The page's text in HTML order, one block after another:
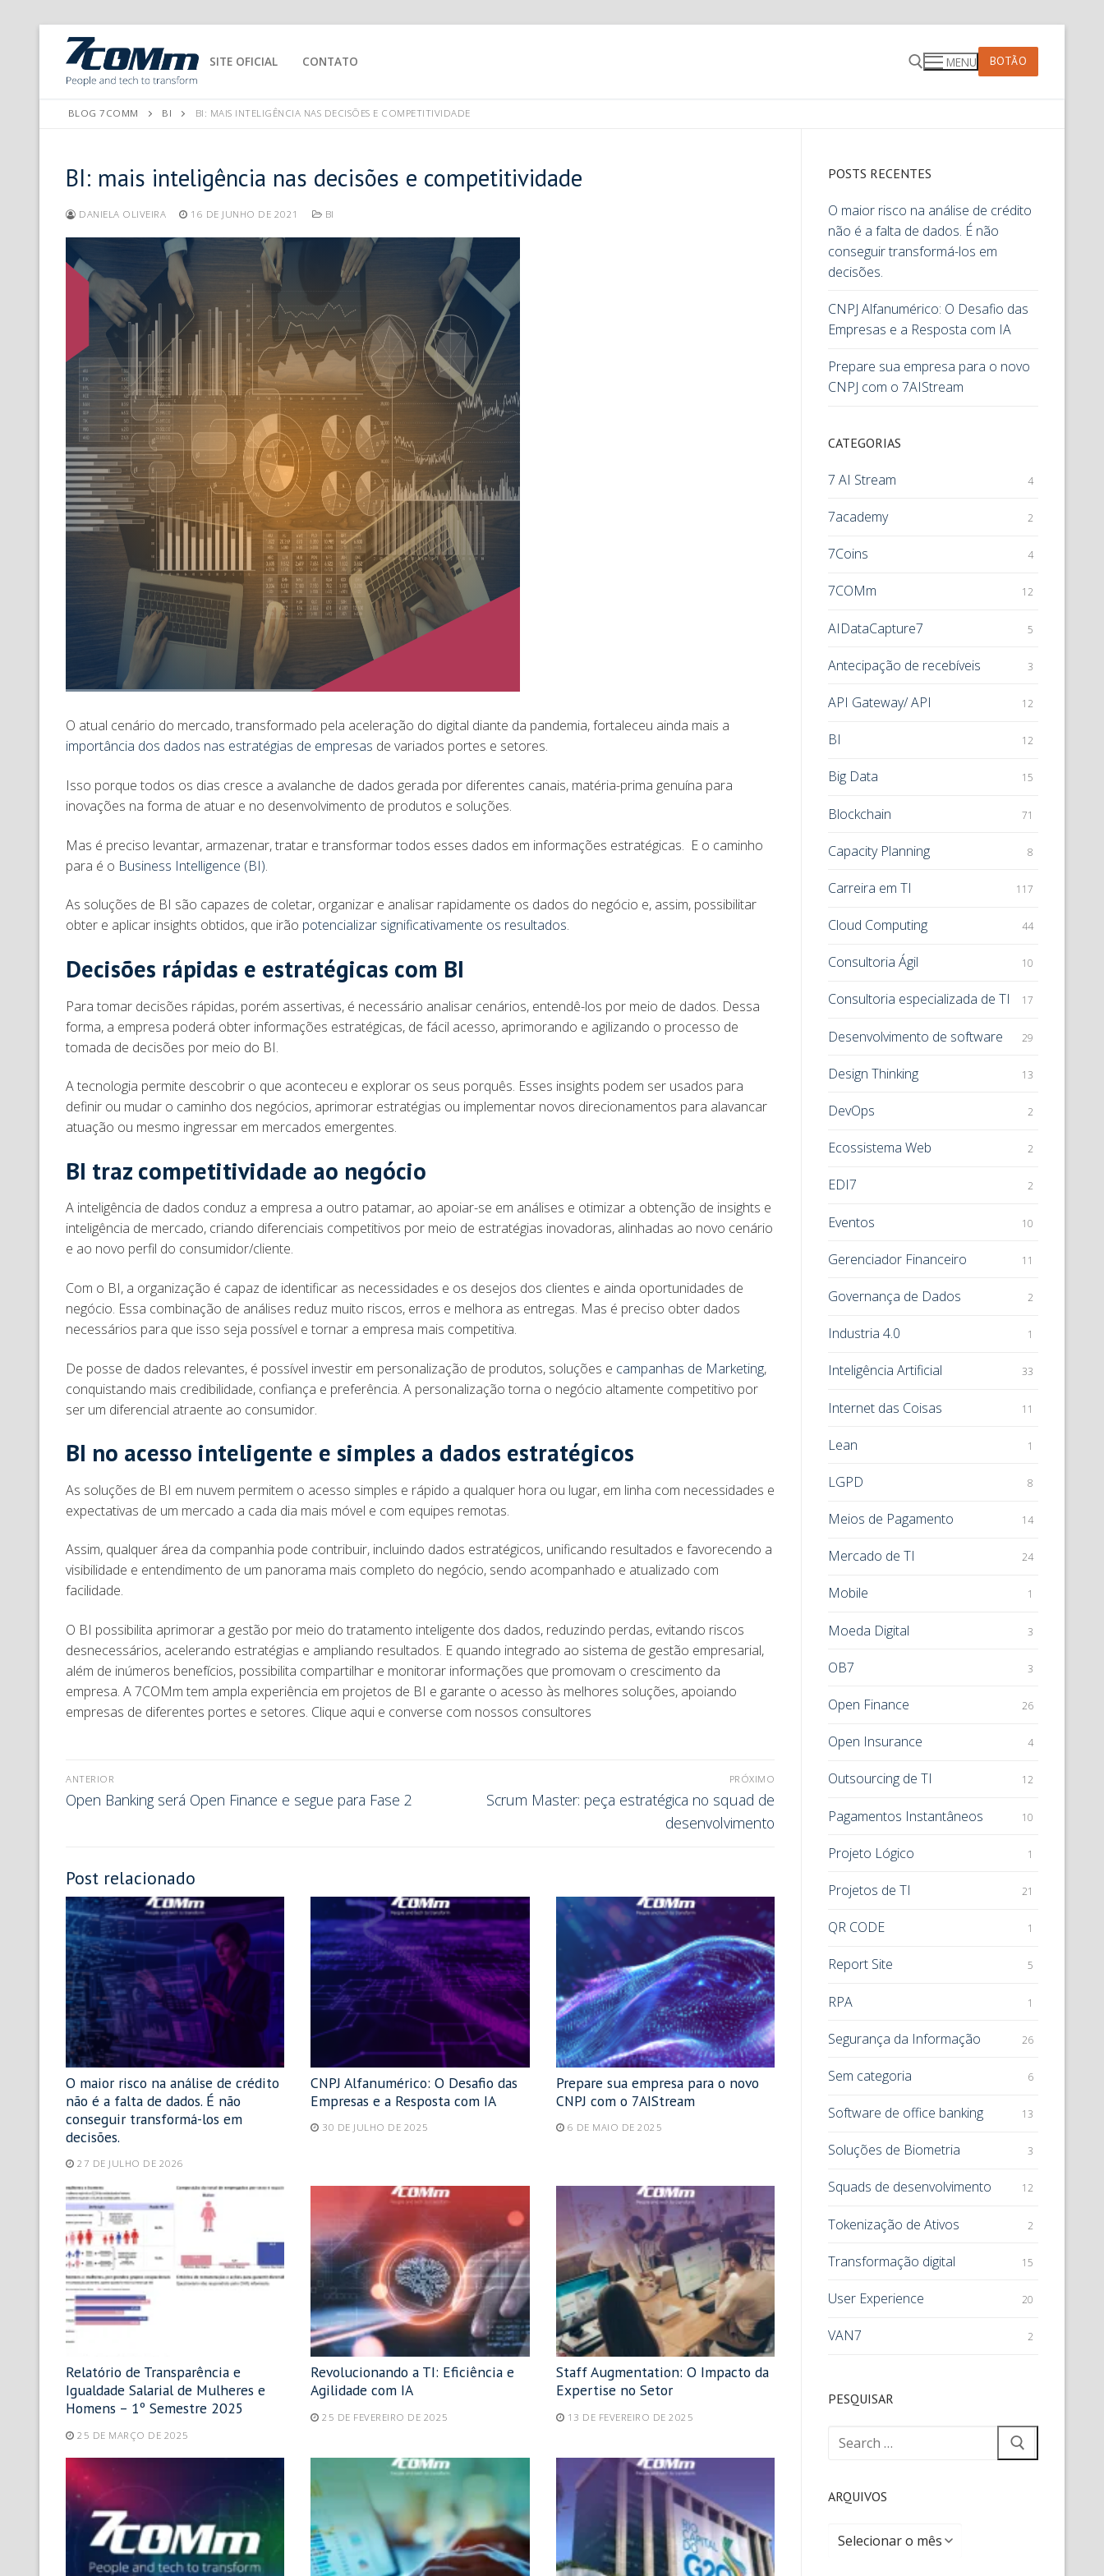
SITE OFICIAL CONTATO MENU BOTÃO
BLOG 7COMM BI BI: MAIS INTELIGÊNCIA NAS DECISÕES E COMPETITIVIDADE
BI: mais inteligência nas decisões e competitividade
DANIELA OLIVEIRA 16 DE JUNHO DE 2021 BI
O atual cenário do mercado, transformado pela aceleração do digital diante da pandemia, fortaleceu ainda mais a
importância dos dados nas estratégias de empresas de variados portes e setores.
Isso porque todos os dias cresce a avalanche de dados gerada por diferentes canais, matéria-prima genuína para
inovações na forma de atuar e no desenvolvimento de produtos e soluções.
Mas é preciso levantar, armazenar, tratar e transformar todos esses dados em informações estratégicas. E o caminho
para é o Business Intelligence (BI).
As soluções de BI são capazes de coletar, organizar e analisar rapidamente os dados do negócio e, assim, possibilitar
obter e aplicar insights obtidos, que irão potencializar significativamente os resultados.
Decisões rápidas e estratégicas com BI
Para tomar decisões rápidas, porém assertivas, é necessário analisar cenários, entendê-los por meio de dados. Dessa
forma, a empresa poderá obter informações estratégicas, de fácil acesso, aprimorando e agilizando o processo de
tomada de decisões por meio do BI.
A tecnologia permite descobrir o que aconteceu e explorar os seus porquês. Esses insights podem ser usados para
definir ou mudar o caminho dos negócios, aprimorar estratégias ou implementar novos direcionamentos para alavancar
atuação ou mesmo ingressar em mercados emergentes.
BI traz competitividade ao negócio
A inteligência de dados conduz a empresa a outro patamar, ao apoiar-se em análises e otimizar a obtenção de insights e
inteligência de mercado, criando diferenciais competitivos por meio de estratégias inovadoras, alinhadas ao novo cenário
e ao novo perfil do consumidor/cliente.
Com o BI, a organização é capaz de identificar as necessidades e os desejos dos clientes e ainda oportunidades de
negócio. Essa combinação de análises reduz muito riscos, erros e melhora as entregas. Mas é preciso obter dados
necessários para que isso seja possível e tornar a empresa mais competitiva.
De posse de dados relevantes, é possível investir em personalização de produtos, soluções e campanhas de Marketing,
conquistando mais credibilidade, confiança e preferência. A personalização torna o negócio altamente competitivo por
ser um diferencial atraente ao consumidor.
BI no acesso inteligente e simples a dados estratégicos
As soluções de BI em nuvem permitem o acesso simples e rápido a qualquer hora ou lugar, em linha com necessidades e
expectativas de um mercado a cada dia mais móvel e com equipes remotas.
Assim, qualquer área da companhia pode contribuir, incluindo dados estratégicos, unificando resultados e favorecendo a
visibilidade e entendimento de um panorama mais completo do negócio, sendo acompanhado e atualizado com
facilidade.
O BI possibilita aprimorar a gestão por meio do tratamento inteligente dos dados, reduzindo perdas, evitando riscos
desnecessários, acelerando estratégias e ampliando resultados. E quando integrado ao sistema de gestão empresarial,
além de inúmeros benefícios, possibilita compartilhar e monitorar informações que promovam o crescimento da
empresa. A 7COMm tem ampla experiência em projetos de BI e garante o acesso às melhores soluções, apoiando
empresas de diferentes portes e setores. Clique aqui e converse com nossos consultores
ANTERIOR
Open Banking será Open Finance e segue para Fase 2
PRÓXIMO
Scrum Master: peça estratégica no squad de
desenvolvimento
Post relacionado
O maior risco na análise de crédito
não é a falta de dados. É não
conseguir transformá-los em
decisões.
27 DE JULHO DE 2026
CNPJ Alfanumérico: O Desafio das
Empresas e a Resposta com IA
30 DE JULHO DE 2025
Prepare sua empresa para o novo
CNPJ com o 7AIStream
6 DE MAIO DE 2025
Relatório de Transparência e
Igualdade Salarial de Mulheres e
Homens – 1º Semestre 2025
25 DE MARÇO DE 2025
Revolucionando a TI: Eficiência e
Agilidade com IA
25 DE FEVEREIRO DE 2025
Staff Augmentation: O Impacto da
Expertise no Setor
13 DE FEVEREIRO DE 2025
POSTS RECENTES
O maior risco na análise de crédito
não é a falta de dados. É não
conseguir transformá-los em
decisões.
CNPJ Alfanumérico: O Desafio das
Empresas e a Resposta com IA
Prepare sua empresa para o novo
CNPJ com o 7AIStream
CATEGORIAS
7 AI Stream 4
7academy 2
7Coins 4
7COMm 12
AIDataCapture7 5
Antecipação de recebíveis 3
API Gateway/ API 12
BI 12
Big Data 15
Blockchain 71
Capacity Planning 8
Carreira em TI 117
Cloud Computing 44
Consultoria Ágil 10
Consultoria especializada de TI 17
Desenvolvimento de software 29
Design Thinking 13
DevOps 2
Ecossistema Web 2
EDI7 2
Eventos 10
Gerenciador Financeiro 11
Governança de Dados 2
Industria 4.0 1
Inteligência Artificial 33
Internet das Coisas 11
Lean 1
LGPD 8
Meios de Pagamento 14
Mercado de TI 24
Mobile 1
Moeda Digital 3
OB7 3
Open Finance 26
Open Insurance 4
Outsourcing de TI 12
Pagamentos Instantâneos 10
Projeto Lógico 1
Projetos de TI 21
QR CODE 1
Report Site 5
RPA 1
Segurança da Informação 26
Sem categoria 6
Software de office banking 13
Soluções de Biometria 3
Squads de desenvolvimento 12
Tokenização de Ativos 2
Transformação digital 15
User Experience 20
VAN7 2
PESQUISAR
ARQUIVOS